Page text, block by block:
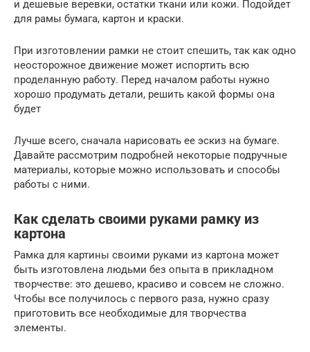
и дешевые веревки, остатки ткани или кожи. Подойдет
для рамы бумага, картон и краски.
При изготовлении рамки не стоит спешить, так как одно
неосторожное движение может испортить всю
проделанную работу. Перед началом работы нужно
хорошо продумать детали, решить какой формы она
будет
Лучше всего, сначала нарисовать ее эскиз на бумаге.
Давайте рассмотрим подробней некоторые подручные
материалы, которые можно использовать и способы
работы с ними.
Как сделать своими руками рамку из
картона
Рамка для картины своими руками из картона может
быть изготовлена людьми без опыта в прикладном
творчестве: это дешево, красиво и совсем не сложно.
Чтобы все получилось с первого раза, нужно сразу
приготовить все необходимые для творчества
элементы.